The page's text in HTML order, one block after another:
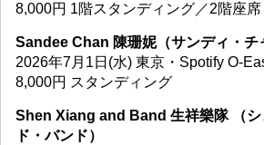
8,000円 1階スタンディング／2階座席
Sandee Chan 陳珊妮（サンディ・チ
2026年7月1日(水) 東京・Spotify O-
8,000円 スタンディング
Shen Xiang and Band 生祥樂隊 （シ
ド・バンド）